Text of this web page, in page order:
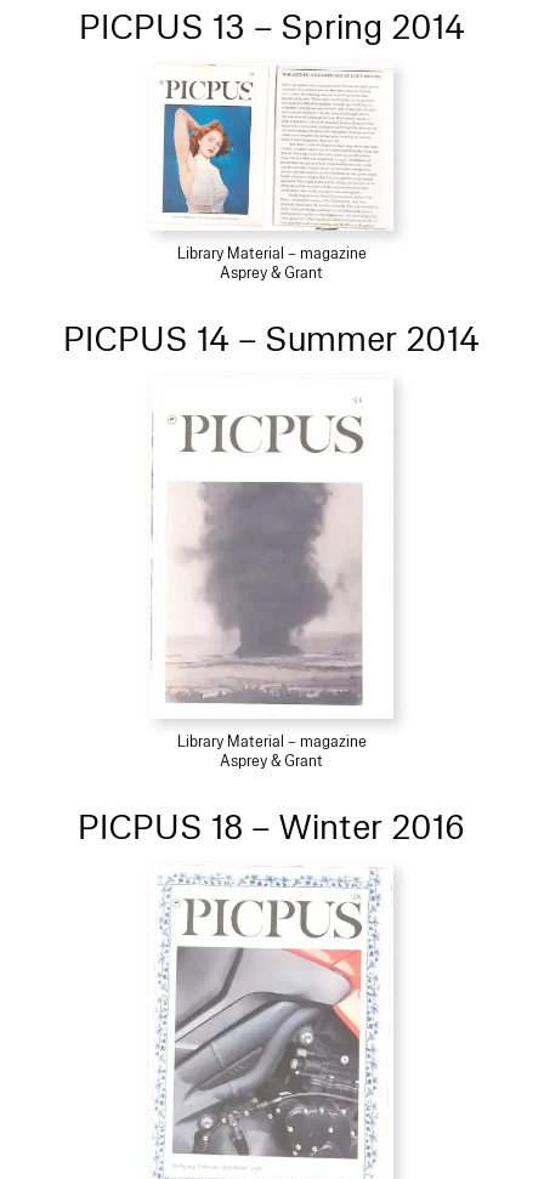
PICPUS 13 – Spring 2014
Library Material – magazine
Asprey & Grant
PICPUS 14 – Summer 2014
Library Material – magazine
Asprey & Grant
PICPUS 18 – Winter 2016